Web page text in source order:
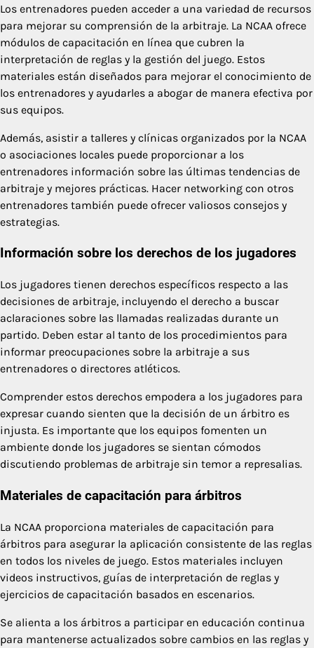
Los entrenadores pueden acceder a una variedad de recursos
para mejorar su comprensión de la arbitraje. La NCAA ofrece
módulos de capacitación en línea que cubren la
interpretación de reglas y la gestión del juego. Estos
materiales están diseñados para mejorar el conocimiento de
los entrenadores y ayudarles a abogar de manera efectiva por
sus equipos.
Además, asistir a talleres y clínicas organizados por la NCAA
o asociaciones locales puede proporcionar a los
entrenadores información sobre las últimas tendencias de
arbitraje y mejores prácticas. Hacer networking con otros
entrenadores también puede ofrecer valiosos consejos y
estrategias.
Información sobre los derechos de los jugadores
Los jugadores tienen derechos específicos respecto a las
decisiones de arbitraje, incluyendo el derecho a buscar
aclaraciones sobre las llamadas realizadas durante un
partido. Deben estar al tanto de los procedimientos para
informar preocupaciones sobre la arbitraje a sus
entrenadores o directores atléticos.
Comprender estos derechos empodera a los jugadores para
expresar cuando sienten que la decisión de un árbitro es
injusta. Es importante que los equipos fomenten un
ambiente donde los jugadores se sientan cómodos
discutiendo problemas de arbitraje sin temor a represalias.
Materiales de capacitación para árbitros
La NCAA proporciona materiales de capacitación para
árbitros para asegurar la aplicación consistente de las reglas
en todos los niveles de juego. Estos materiales incluyen
videos instructivos, guías de interpretación de reglas y
ejercicios de capacitación basados en escenarios.
Se alienta a los árbitros a participar en educación continua
para mantenerse actualizados sobre cambios en las reglas y